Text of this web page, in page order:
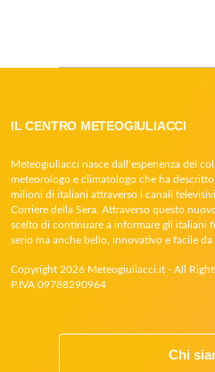
IL CENTRO METEOGIULIACCI
Meteogiuliacci nasce dall’esperienza del
meteorologo e climatologo che ha
milioni di italiani attraverso i canali
Corriere della Sera. Attraverso questo
scelto di continuare a informare gli italiani
serio ma anche bello, innovativo e facile da
Copyright 2026 Meteogiuliacci.it - All
P.IVA 09788290964
Chi